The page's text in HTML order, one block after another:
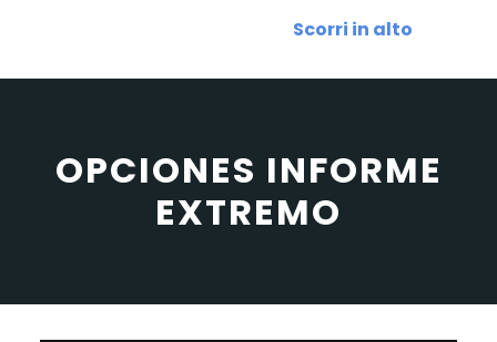
Scorri in alto
OPCIONES INFORME
EXTREMO